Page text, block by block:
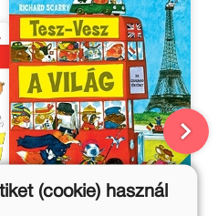
(cookie) használ